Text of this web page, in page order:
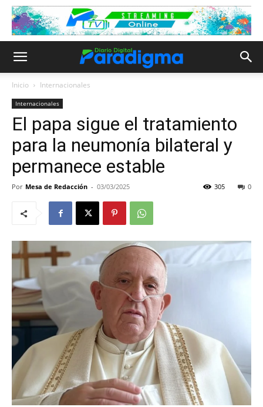
Inicio Internacionales
Internacionales
El papa sigue el tratamiento
para la neumonía bilateral y
permanece estable
Por Mesa de Redacción - 03/03/2025 0
305